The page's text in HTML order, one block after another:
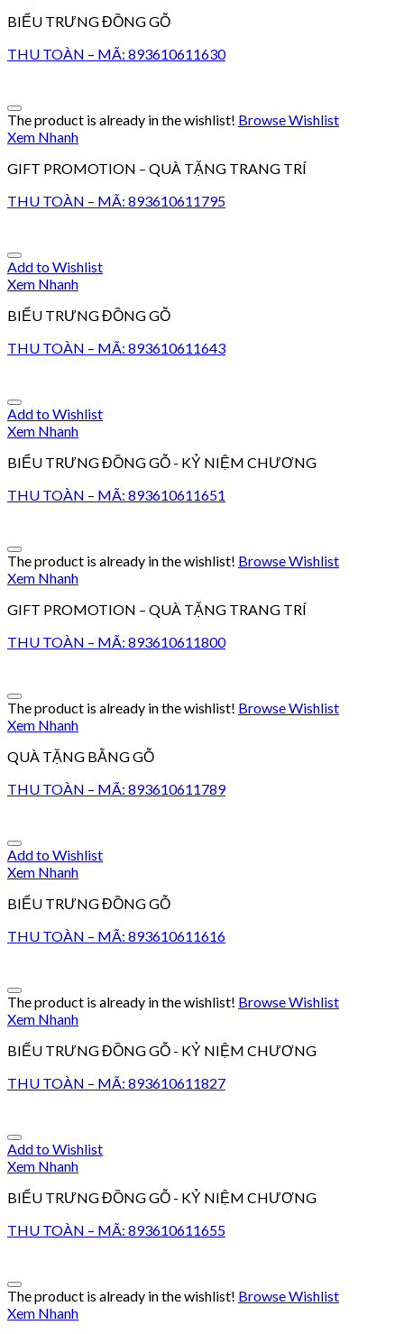
BIỂU TRƯNG ĐỒNG GỖ
THU TOÀN – MÃ: 893610611630
The product is already in the wishlist! Browse Wishlist
Xem Nhanh
GIFT PROMOTION – QUÀ TẶNG TRANG TRÍ
THU TOÀN – MÃ: 893610611795
Add to Wishlist
Xem Nhanh
BIỂU TRƯNG ĐỒNG GỖ
THU TOÀN – MÃ: 893610611643
Add to Wishlist
Xem Nhanh
BIỂU TRƯNG ĐỒNG GỖ - KỶ NIỆM CHƯƠNG
THU TOÀN – MÃ: 893610611651
The product is already in the wishlist! Browse Wishlist
Xem Nhanh
GIFT PROMOTION – QUÀ TẶNG TRANG TRÍ
THU TOÀN – MÃ: 893610611800
The product is already in the wishlist! Browse Wishlist
Xem Nhanh
QUÀ TẶNG BẰNG GỖ
THU TOÀN – MÃ: 893610611789
Add to Wishlist
Xem Nhanh
BIỂU TRƯNG ĐỒNG GỖ
THU TOÀN – MÃ: 893610611616
The product is already in the wishlist! Browse Wishlist
Xem Nhanh
BIỂU TRƯNG ĐỒNG GỖ - KỶ NIỆM CHƯƠNG
THU TOÀN – MÃ: 893610611827
Add to Wishlist
Xem Nhanh
BIỂU TRƯNG ĐỒNG GỖ - KỶ NIỆM CHƯƠNG
THU TOÀN – MÃ: 893610611655
The product is already in the wishlist! Browse Wishlist
Xem Nhanh